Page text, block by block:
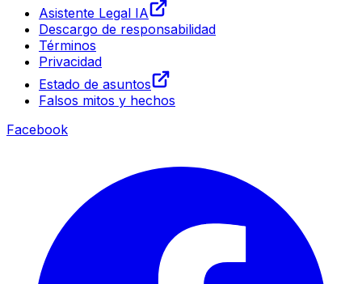
Asistente Legal IA
Descargo de responsabilidad
Términos
Privacidad
Estado de asuntos
Falsos mitos y hechos
Facebook